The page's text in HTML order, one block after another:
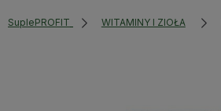
SuplePROFIT WITAMINY I ZIOŁA